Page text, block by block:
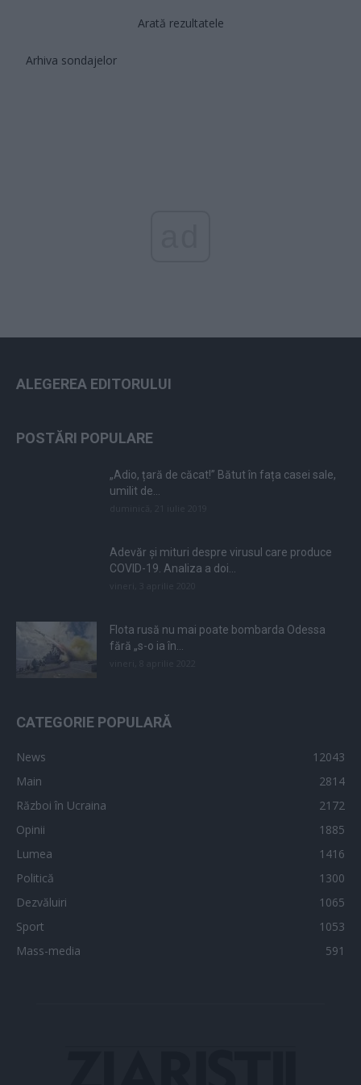
Arată rezultatele
Arhiva sondajelor
ALEGEREA EDITORULUI
POSTĂRI POPULARE
„Adio, țară de căcat!” Bătut în fața casei sale,
umilit de...
Adevăr și mituri despre virusul care produce
COVID-19. Analiza a doi...
Flota rusă nu mai poate bombarda Odessa
fără „s-o ia în...
CATEGORIE POPULARĂ
News
12043
Main
2814
Război în Ucraina
2172
Opinii
1885
Lumea
1416
Politică
1300
Dezvăluiri
1065
Sport
1053
Mass-media
591